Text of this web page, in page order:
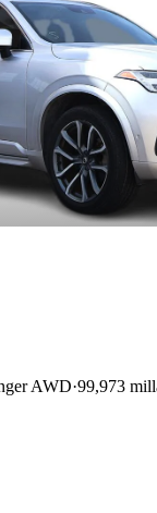
AWD 99,973